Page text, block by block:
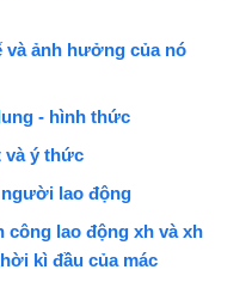
và ảnh hưởng của nó
- hình thức
và ý thức
lao động
công lao động xh và xh
kì đầu của mác